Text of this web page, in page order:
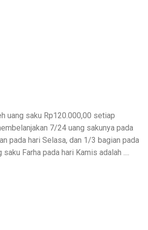
uang saku Rp120.000,00 setiap
7/24 uang sakunya pada
pada hari Selasa, dan 1/3 bagian pada
Farha pada hari Kamis adalah ....